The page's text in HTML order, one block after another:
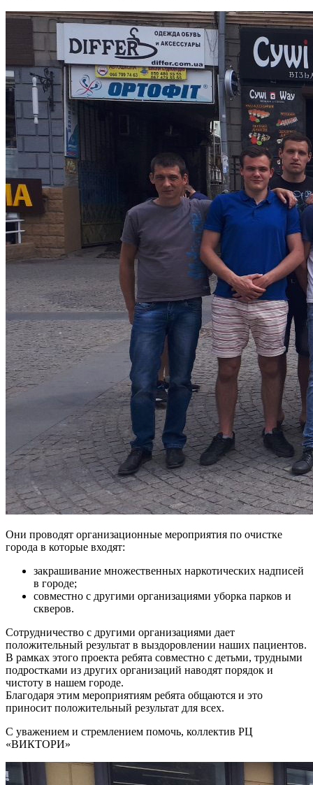
Они проводят организационные мероприятия по очистке
города в которые входят:
закрашивание множественных наркотических надписей
в городе;
совместно с другими организациями уборка парков и
скверов.
Сотрудничество с другими организациями дает
положительный результат в выздоровлении наших пациентов.
В рамках этого проекта ребята совместно с детьми, трудными
подростками из других организаций наводят порядок и
чистоту в нашем городе.
Благодаря этим мероприятиям ребята общаются и это
приносит положительный результат для всех.
С уважением и стремлением помочь, коллектив РЦ
«ВИКТОРИ»